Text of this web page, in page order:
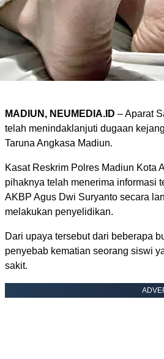
MADIUN, NEUMEDIA.ID – Aparat
telah menindaklanjuti dugaan
Taruna Angkasa Madiun.
Kasat Reskrim Polres Madiun Kota
pihaknya telah menerima informasi
AKBP Agus Dwi Suryanto secara
melakukan penyelidikan.
Dari upaya tersebut dari beberapa
penyebab kematian seorang siswi
sakit.